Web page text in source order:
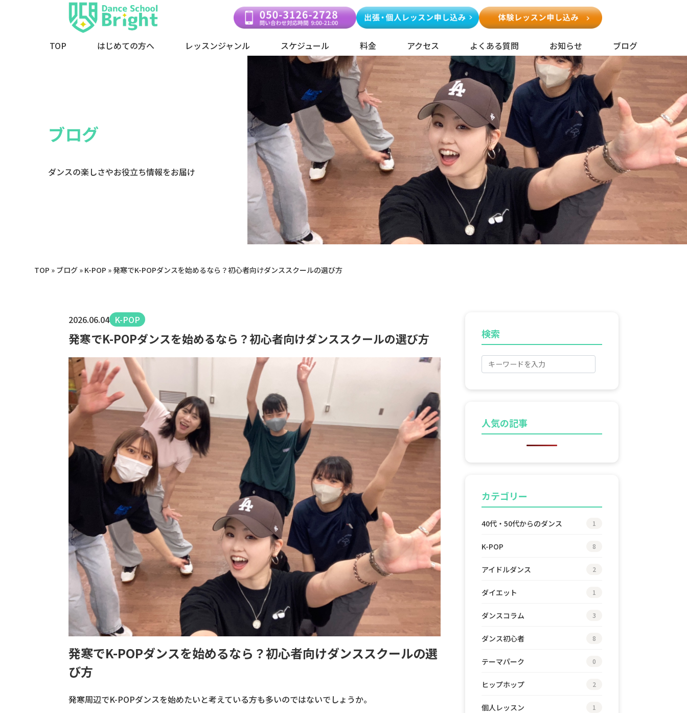
TOP はじめての方へ レッスンジャンル スケジュール 料金 アクセス よくある質問 お知らせ ブログ
ブログ
ダンスの楽しさやお役立ち情報をお届け
TOP » ブログ » K-POP » 発寒でK-POPダンスを始めるなら？初心者向けダンススクールの選び方
2026.06.04 K-POP
発寒でK-POPダンスを始めるなら？初心者向けダンススクールの選び方
発寒でK-POPダンスを始めるなら？初心者向けダンススクールの選
び方
発寒周辺でK-POPダンスを始めたいと考えている方も多いのではないでしょうか。
検索
人気の記事
カテゴリー
40代・50代からのダンス 1
K-POP 8
アイドルダンス 2
ダイエット 1
ダンスコラム 3
ダンス初心者 8
テーマパーク 0
ヒップホップ 2
個人レッスン 1